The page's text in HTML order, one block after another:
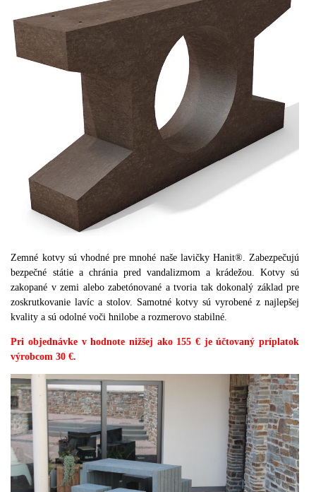
Zemné kotvy sú vhodné pre mnohé naše lavičky Hanit®. Zabezpečujú
bezpečné státie a chránia pred vandalizmom a krádežou. Kotvy sú
zakopané v zemi alebo zabetónované a tvoria tak dokonalý základ pre
zoskrutkovanie lavíc a stolov. Samotné kotvy sú vyrobené z najlepšej
kvality a sú odolné voči hnilobe a rozmerovo stabilné.
Pri objednávke v hodnote nižšej ako 155 € je účtovaný príplatok
výrobcom 30 €.